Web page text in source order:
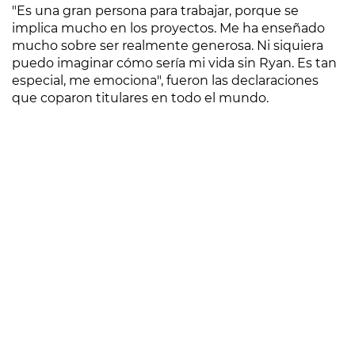
"Es una gran persona para trabajar, porque se
implica mucho en los proyectos. Me ha enseñado
mucho sobre ser realmente generosa. Ni siquiera
puedo imaginar cómo sería mi vida sin Ryan. Es tan
especial, me emociona", fueron las declaraciones
que coparon titulares en todo el mundo.